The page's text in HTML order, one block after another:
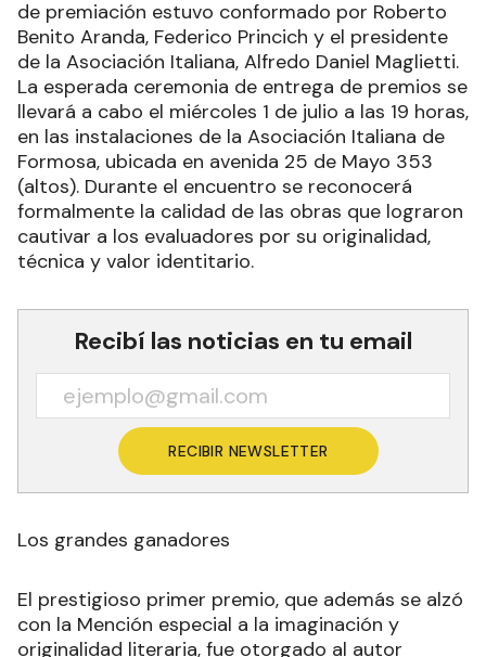
de premiación estuvo conformado por Roberto
Benito Aranda, Federico Princich y el presidente
de la Asociación Italiana, Alfredo Daniel Maglietti.
La esperada ceremonia de entrega de premios se
llevará a cabo el miércoles 1 de julio a las 19 horas,
en las instalaciones de la Asociación Italiana de
Formosa, ubicada en avenida 25 de Mayo 353
(altos). Durante el encuentro se reconocerá
formalmente la calidad de las obras que lograron
cautivar a los evaluadores por su originalidad,
técnica y valor identitario.
Recibí las noticias en tu email
RECIBIR NEWSLETTER
Los grandes ganadores
El prestigioso primer premio, que además se alzó
con la Mención especial a la imaginación y
originalidad literaria, fue otorgado al autor